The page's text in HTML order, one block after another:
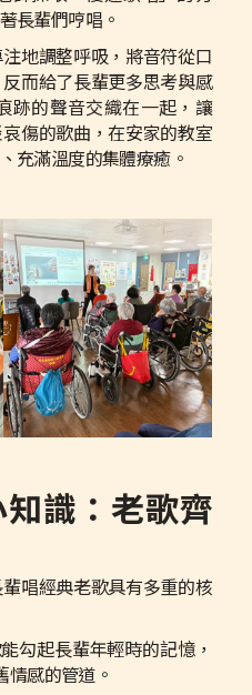
長輩們哼唱。
地調整呼吸，將音符從口
而給了長輩更多思考與感
跡的聲音交織在一起，讓
傷的歌曲，在安家的教室
充滿溫度的集體療癒。
識：老歌齊
唱經典老歌具有多重的核
勾起長輩年輕時的記憶，
情感的管道。